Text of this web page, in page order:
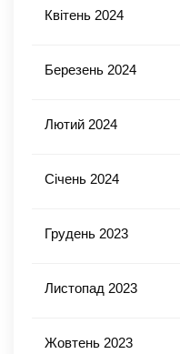
Квітень 2024
Березень 2024
Лютий 2024
Січень 2024
Грудень 2023
Листопад 2023
Жовтень 2023